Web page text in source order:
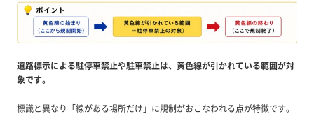
道路標示による駐停車禁止や駐車禁止は、黄色線が引かれている範囲が対
象です。
標識と異なり「線がある場所だけ」に規制がおこなわれる点が特徴です。